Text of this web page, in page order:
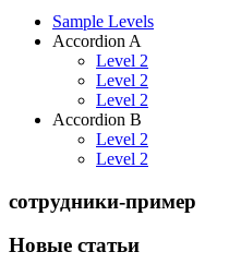
Sample Levels
Accordion A
Level 2
Level 2
Level 2
Accordion B
Level 2
Level 2
сотрудники-пример
Новые статьи